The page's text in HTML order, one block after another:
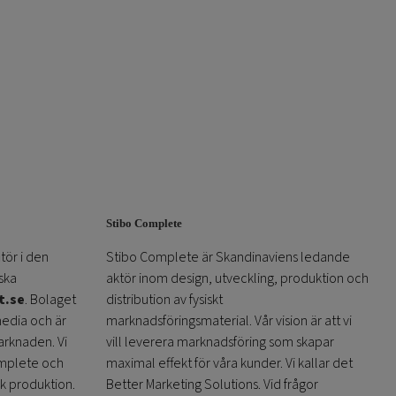
i den
. Bolaget
och är
Vi
och
produktion.
Stibo Complete
Stibo Complete är Skandinaviens ledande
aktör inom design, utveckling, produktion och
distribution av fysiskt
marknadsföringsmaterial. Vår vision är att vi
vill leverera marknadsföring som skapar
maximal effekt för våra kunder. Vi kallar det
Better Marketing Solutions. Vid frågor